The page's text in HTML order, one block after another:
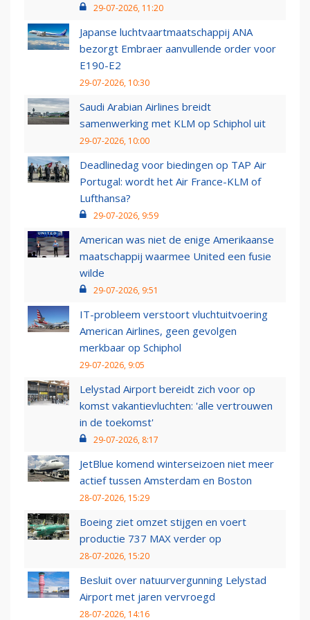
29-07-2026, 11:20
Japanse luchtvaartmaatschappij ANA
bezorgt Embraer aanvullende order voor
E190-E2
29-07-2026, 10:30
Saudi Arabian Airlines breidt
samenwerking met KLM op Schiphol uit
29-07-2026, 10:00
Deadlinedag voor biedingen op TAP Air
Portugal: wordt het Air France-KLM of
Lufthansa?
29-07-2026, 9:59
American was niet de enige Amerikaanse
maatschappij waarmee United een fusie
wilde
29-07-2026, 9:51
IT-probleem verstoort vluchtuitvoering
American Airlines, geen gevolgen
merkbaar op Schiphol
29-07-2026, 9:05
Lelystad Airport bereidt zich voor op
komst vakantievluchten: 'alle vertrouwen
in de toekomst'
29-07-2026, 8:17
JetBlue komend winterseizoen niet meer
actief tussen Amsterdam en Boston
28-07-2026, 15:29
Boeing ziet omzet stijgen en voert
productie 737 MAX verder op
28-07-2026, 15:20
Besluit over natuurvergunning Lelystad
Airport met jaren vervroegd
28-07-2026, 14:16